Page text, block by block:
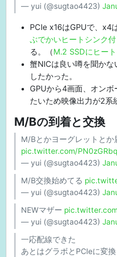
— yui (@sugtao4423)
PCIe x16はGPUで、x4
ぶでかいヒートシンク
る。（M.2 SSDにヒー
蟹NICは良い噂を聞か
したかった。
GPUから4画面、オン
たいため映像出力が2系
M/Bの到着と交換
M/Bとかヨーグレットとか
pic.twitter.com/
— yui (@sugtao4423)
M/B交換始めてる
— yui (@sugtao4423)
NEWマザー
— yui (@sugtao4423)
一応配線できた
あとはグラボとPCIeに変